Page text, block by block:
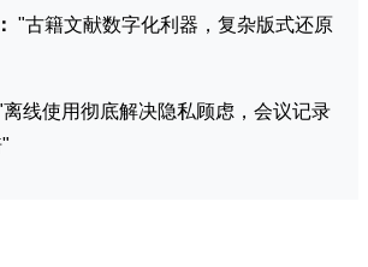
"古籍文献数字化利器，复杂版式还原
离线使用彻底解决隐私顾虑，会议记录